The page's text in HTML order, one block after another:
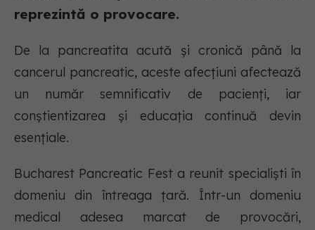
reprezintă o provocare.
De la pancreatita acută și cronică până la
cancerul pancreatic, aceste afecțiuni afectează
un număr semnificativ de pacienți, iar
conștientizarea și educația continuă devin
esențiale.
Bucharest Pancreatic Fest a reunit specialiști în
domeniu din întreaga țară. Într-un domeniu
medical adesea marcat de provocări,